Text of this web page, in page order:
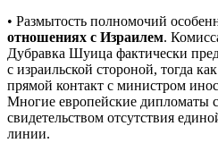
• Размытость полномочий
отношениях с Израилем.
Дубравка Шуица фактически
с израильской стороной, тогда
прямой контакт с министром
Многие европейские дипломаты
свидетельством отсутствия
линии.